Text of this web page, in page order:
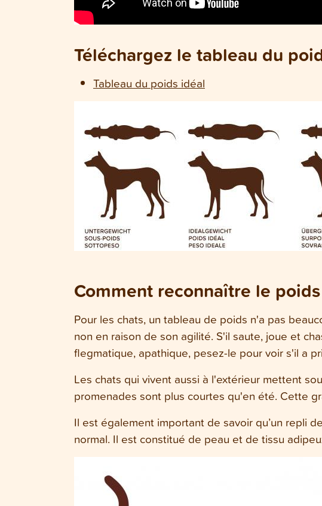
Téléchargez le tableau du
Tableau du poids idéal
Comment reconnaître le
Pour les chats, un tableau de poids n'a pas
non en raison de son agilité. S'il saute, joue et
flegmatique, apathique, pesez-le pour voir s'il a
Les chats qui vivent aussi à l'extérieur mettent
promenades sont plus courtes qu'en été. Cette
Il est également important de savoir qu’un repli
normal. Il est constitué de peau et de tissu